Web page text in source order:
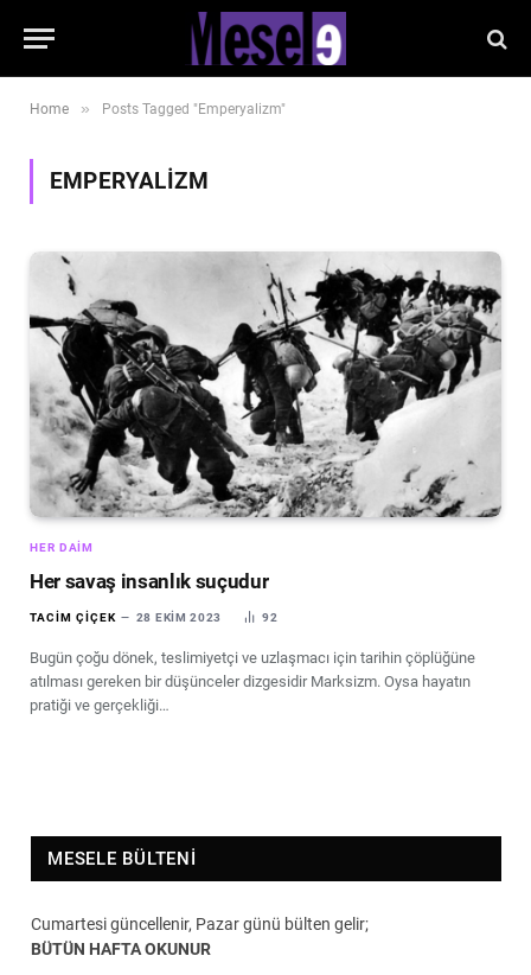
Home » Posts Tagged "Emperyalizm"
EMPERYALIZM
HER DAIM
Her savaş insanlık suçudur
TACIM ÇIÇEK 28 EKIM 2023 92
Bugün çoğu dönek, teslimiyetçi ve uzlaşmacı için tarihin çöplüğüne
atılması gereken bir düşünceler dizgesidir Marksizm. Oysa hayatın
pratiği ve gerçekliği…
MESELE BÜLTENI
Cumartesi güncellenir, Pazar günü bülten gelir;
BÜTÜN HAFTA OKUNUR